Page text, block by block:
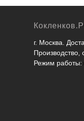
г. Москва.
Производство,
Режим работы: